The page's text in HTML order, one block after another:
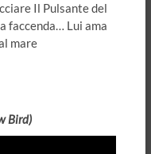
Il Pulsante del
faccenda… Lui ama
mare
Bird)